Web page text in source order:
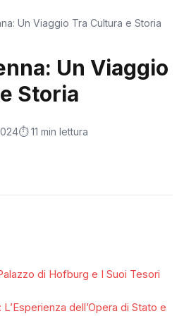
Un Viaggio Tra Cultura e Storia
Un Viaggio
Storia
⏱️ 11 min lettura
di Hofburg e I Suoi Tesori
dell’Opera di Stato e